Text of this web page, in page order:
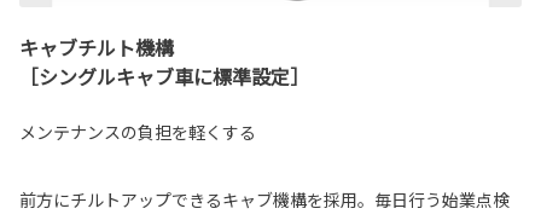
キャブチルト機構
［シングルキャブ車に標準設定］
メンテナンスの負担を軽くする
前方にチルトアップできるキャブ機構を採用。毎日行う始業点検